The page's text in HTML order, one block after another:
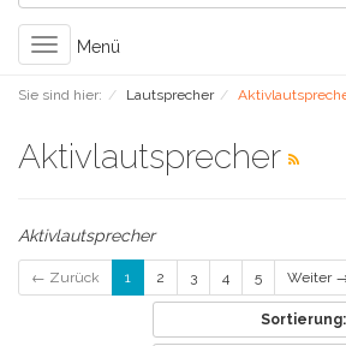
Toggle
navigation
Menü
Sie sind hier: Lautsprecher
Aktivlautsprecher
Aktivlautsprecher
← Zurück 1 2 3 4 5 Weiter
Sortierung: